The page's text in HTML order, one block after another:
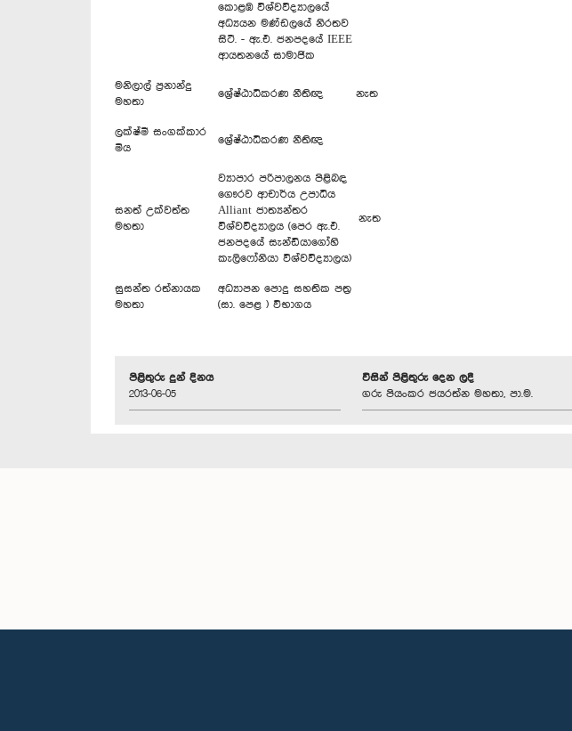
කොළඹ විශ්වවිද්‍යාලයේ
අධ්‍යයන මණ්ඩලයේ නිරතව
සිටී. - ඇ.එ. ජනපදයේ IEEE
ආයතනයේ සාමාජික
මනිලාල් ප්‍රනාන්දු
මහතා
ශ්‍රේෂ්ඨාධිකරණ නීතිඥ නැත
ලක්ෂ්මී සංගක්කාර
මිය
ශ්‍රේෂ්ඨාධිකරණ නීතිඥ
සනත් උක්වත්ත
මහතා
ව්‍යාපාර පරිපාලනය පිළිබඳ
ගෞරව ආචාර්ය උපාධිය
Alliant ජාත්‍යන්තර
විශ්වවිද්‍යාලය (පෙර ඇ.එ.
ජනපදයේ සැන්ඩියාගෝහි
කැලිෆෝනියා විශ්වවිද්‍යාලය)
නැත
සුසන්ත රත්නායක
මහතා
අධ්‍යාපන පොදු සහතික පත්‍ර
(සා. පෙළ ) විභාගය
පිළිතුරු දුන් දිනය
2013-06-05
විසින් පිළිතුරු දෙන ලදී
ගරු පියංකර ජයරත්න මහතා, පා.ම.